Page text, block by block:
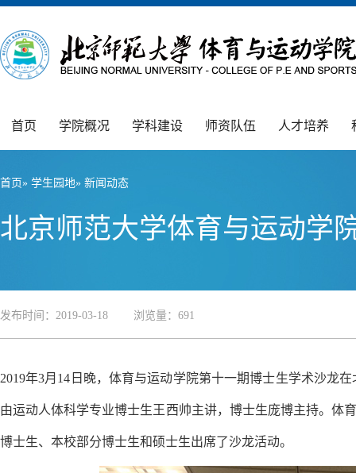
首页 学院概况 学科建设 师资队伍 人才培养
首页» 学生园地» 新闻动态
北京师范大学体育与运动学
发布时间：2019-03-18 浏览量： 691
2019年3月14日晚，体育与运动学院第十一期博士生学术沙龙
由运动人体科学专业博士生王西帅主讲，博士生庞博主持。体
博士生、本校部分博士生和硕士生出席了沙龙活动。